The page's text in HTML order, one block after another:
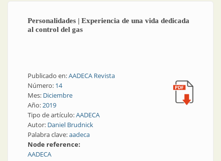
Personalidades | Experiencia de una vida dedicada
al control del gas
Publicado en:AADECA Revista
Número: 14
Mes: Diciembre
Año:2019
Tipo de artículo:AADECA
Autor: Daniel Brudnick
Palabra clave:aadeca
Node reference:
AADECA